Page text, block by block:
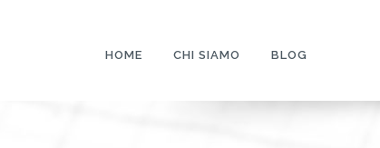
HOME CHI SIAMO BLOG